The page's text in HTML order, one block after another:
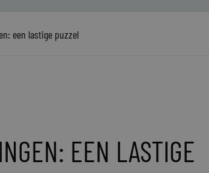
een lastige puzzel
EEN LASTIGE